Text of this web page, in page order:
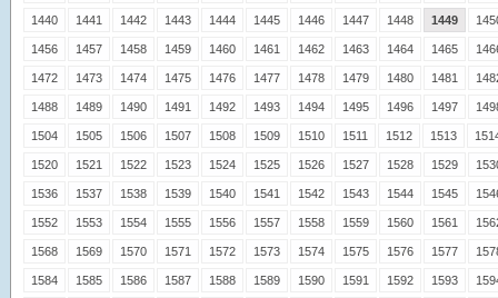
1440 1441 1442 1443 1444 1445 1446 1447 1448 1449
1456 1457 1458 1459 1460 1461 1462 1463 1464 1465
1472 1473 1474 1475 1476 1477 1478 1479 1480 1481
1488 1489 1490 1491 1492 1493 1494 1495 1496 1497
1504 1505 1506 1507 1508 1509 1510 1511 1512 1513
1520 1521 1522 1523 1524 1525 1526 1527 1528 1529
1536 1537 1538 1539 1540 1541 1542 1543 1544 1545
1552 1553 1554 1555 1556 1557 1558 1559 1560 1561
1568 1569 1570 1571 1572 1573 1574 1575 1576 1577
1584 1585 1586 1587 1588 1589 1590 1591 1592 1593